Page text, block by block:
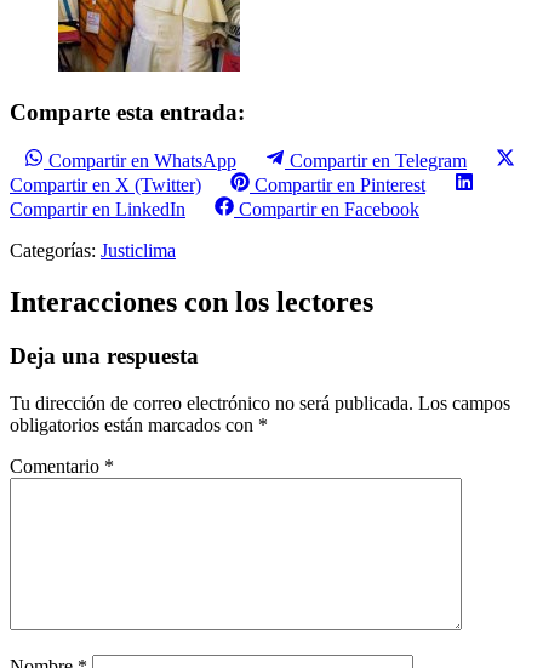
Comparte esta entrada:
Compartir en WhatsApp
Compartir en Telegram
Compartir en X (Twitter)
Compartir en Pinterest
Compartir en LinkedIn
Compartir en Facebook
Categorías: Justiclima
Interacciones con los lectores
Deja una respuesta
Tu dirección de correo electrónico no será publicada. Los campos
obligatorios están marcados con *
Comentario *